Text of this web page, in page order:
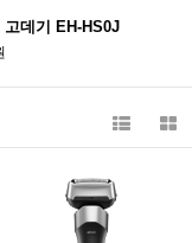
고데기 EH-HS0J